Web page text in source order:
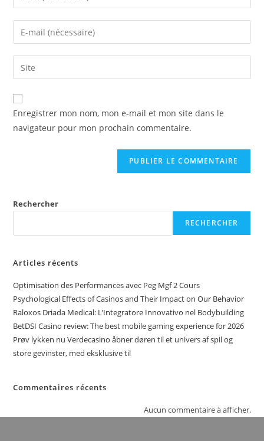
Enregistrer mon nom, mon e-mail et mon site dans le
navigateur pour mon prochain commentaire.
Rechercher
RECHERCHER
Articles récents
Optimisation des Performances avec Peg Mgf 2 Cours
Psychological Effects of Casinos and Their Impact on Our Behavior
Raloxos Driada Medical: L’Integratore Innovativo nel Bodybuilding
BetDSI Casino review: The best mobile gaming experience for 2026
Prøv lykken nu Verdecasino åbner døren til et univers af spil og
store gevinster, med eksklusive til
Commentaires récents
Aucun commentaire à afficher.